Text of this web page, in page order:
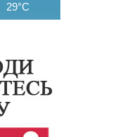
29°C